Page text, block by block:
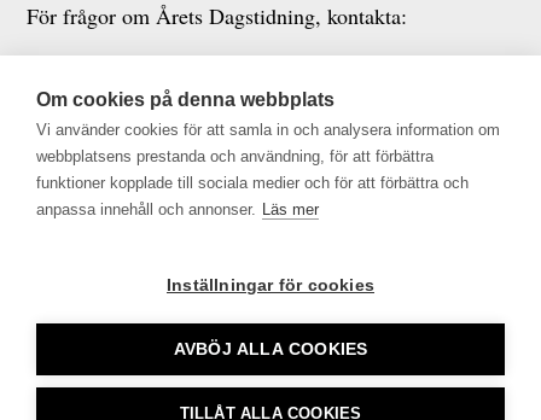
För frågor om Årets Dagstidning, kontakta:
24 05
Bodil Gidlund, projektledare TU, bodil.gidlund@tu.se
070-823 07 67
Om cookies på denna webbplats
Vi använder cookies för att samla in och analysera information om
webbplatsens prestanda och användning, för att förbättra
funktioner kopplade till sociala medier och för att förbättra och
anpassa innehåll och annonser. Läs mer
Inställningar för cookies
AVBÖJ ALLA COOKIES
TILLÅT ALLA COOKIES